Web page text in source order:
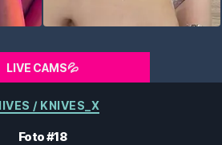
LIVE CAMS💦
Categorieën
/ KNIVES_X
Foto #18